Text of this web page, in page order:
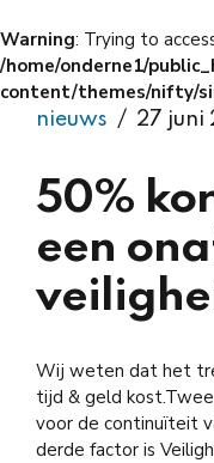
Warning: Trying to
/home/onderne1/
content/themes/nifty/
nieuws 27 juni
50%
een
Wij weten dat het
tijd & geld
voor de continuïteit
derde factor is